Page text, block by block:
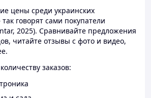
цены среди украинских
говорят сами покупатели
2025). Сравнивайте предложения
читайте отзывы с фото и видео,
заказов: